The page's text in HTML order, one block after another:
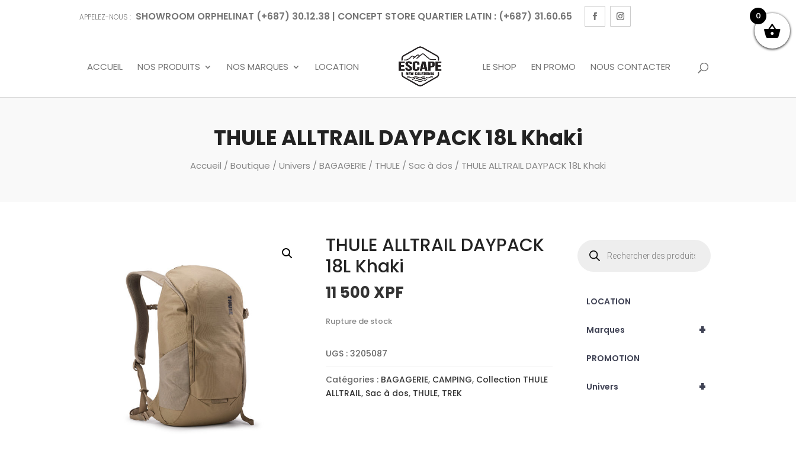
APPELEZ-NOUS : SHOWROOM ORPHELINAT (+687) 30.12.38 | CONCEPT STORE QUARTIER LATIN : (+687) 31.60.65
ACCUEIL NOS PRODUITS NOS MARQUES LOCATION LE SHOP EN PROMO NOUS CONTACTER
THULE ALLTRAIL DAYPACK 18L Khaki
Accueil / Boutique / Univers / BAGAGERIE / THULE / Sac à dos / THULE ALLTRAIL DAYPACK 18L Khaki
THULE ALLTRAIL DAYPACK
18L Khaki
11 500 XPF
Rupture de stock
UGS : 3205087
Catégories : BAGAGERIE, CAMPING, Collection THULE
ALLTRAIL, Sac à dos, THULE, TREK
produits
LOCATION
+
Marques
PROMOTION
+
Univers
0